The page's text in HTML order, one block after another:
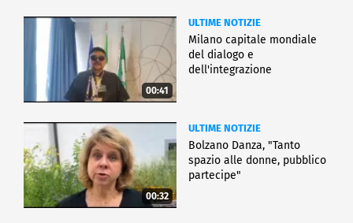
00:41
ULTIME NOTIZIE
Milano capitale mondiale
del dialogo e
dell'integrazione
00:32
ULTIME NOTIZIE
Bolzano Danza, "Tanto
spazio alle donne, pubblico
partecipe"